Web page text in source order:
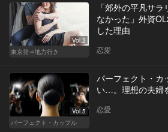
Vol.2
東京発⇒地方行き
「郊外の平凡サ
なかった」外資
した理由
恋愛
Vol.5
パーフェクト・カップル
パーフェクト・カ
い…。理想の夫婦
恋愛